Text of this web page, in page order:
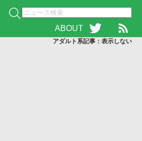
ABOUT
アダルト系記事：表示しない